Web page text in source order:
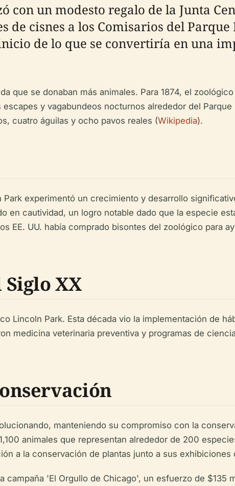
con un modesto regalo de la Junta
de cisnes a los Comisarios del
de lo que se convertiría en una
que se donaban más animales. Para 1874, el
y vagabundeos nocturnos alrededor del Parque
cuatro águilas y ocho pavos reales (Wikipedia).
experimentó un crecimiento y desarrollo
cautividad, un logro notable dado que la especie
EE. UU. había comprado bisontes del zoológico para
XX
Lincoln Park. Esta década vio la implementación de
medicina veterinaria preventiva y programas de
manteniendo su compromiso con la
animales que representan alrededor de 200
a la conservación de plantas junto a sus exhibiciones
'El Orgullo de Chicago', un esfuerzo de $135